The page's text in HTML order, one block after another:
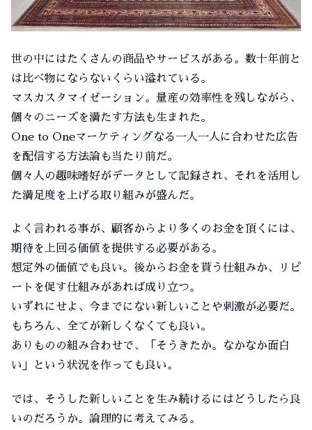
世の中にはたくさんの商品やサービスがある。数十年前と
は比べ物にならないくらい溢れている。
マスカスタマイゼーション。量産の効率性を残しながら、
個々のニーズを満たす方法も生まれた。
One to Oneマーケティングなる一人一人に合わせた広告
を配信する方法論も当たり前だ。
個々人の趣味嗜好がデータとして記録され、それを活用し
た満足度を上げる取り組みが盛んだ。
よく言われる事が、顧客からより多くのお金を頂くには、
期待を上回る価値を提供する必要がある。
想定外の価値でも良い。後からお金を貰う仕組みか、リピ
ートを促す仕組みがあれば成り立つ。
いずれにせよ、今までにない新しいことや刺激が必要だ。
もちろん、全てが新しくなくても良い。
ありものの組み合わせで、「そうきたか。なかなか面白
い」という状況を作っても良い。
では、そうした新しいことを生み続けるにはどうしたら良
いのだろうか。論理的に考えてみる。